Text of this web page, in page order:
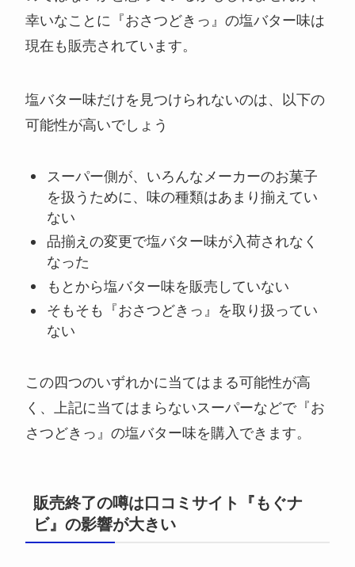
幸いなことに『おさつどきっ』の塩バター味は
現在も販売されています。
塩バター味だけを見つけられないのは、以下の
可能性が高いでしょう
スーパー側が、いろんなメーカーのお菓子
を扱うために、味の種類はあまり揃えてい
ない
品揃えの変更で塩バター味が入荷されなく
なった
もとから塩バター味を販売していない
そもそも『おさつどきっ』を取り扱ってい
ない
この四つのいずれかに当てはまる可能性が高
く、上記に当てはまらないスーパーなどで『お
さつどきっ』の塩バター味を購入できます。
販売終了の噂は口コミサイト『もぐナ
ビ』の影響が大きい